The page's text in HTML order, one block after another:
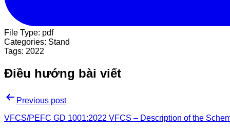
File Type: pdf
Categories: Stand
Tags: 2022
Điều hướng bài viết
Previous post
VFCS/PEFC GD 1001:2022 VFCS – Description of the